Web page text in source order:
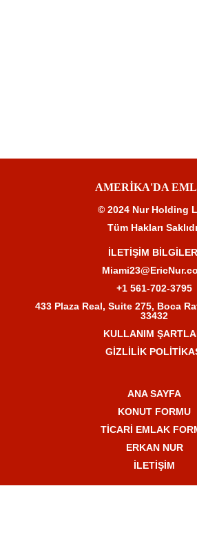
AMERİKA'DA
© 2024 Nur Holding
Tüm Hakları
İLETİŞİM
+1 561-702-3795
433 Plaza Real, Suite 275, Boca
33432
KULLANIM
GİZLİLİK
ANA SAYFA
KONUT FORMU
TİCARİ EMLAK
ERKAN NUR
İLETİŞİM